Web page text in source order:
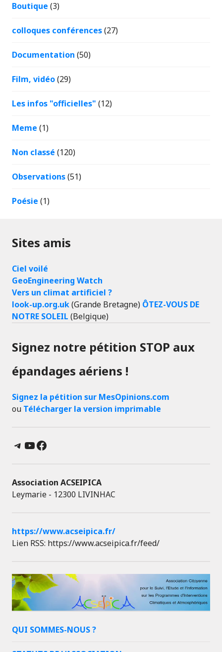
Boutique (3)
colloques conférences(27)
Documentation (50)
Film, vidéo(29)
Les infos "officielles" (12)
Meme (1)
Non classé (120)
Observations(51)
Poésie (1)
Sites amis
Ciel voilé
GeoEngineering Watch
Vers un climat artificiel ?
look-up.org.uk(Grande Bretagne) ÔTEZ-VOUS DE
NOTRE SOLEIL (Belgique)
Signez notre pétition STOP aux
épandages aériens !
Signez la pétition sur MesOpinions.com
ou Télécharger la version imprimable
Telegram
YouTube
Facebook
Association ACSEIPICA
Leymarie - 12300 LIVINHAC
https://www.acseipica.fr/
Lien RSS: https://www.acseipica.fr/feed/
QUI SOMMES-NOUS ?